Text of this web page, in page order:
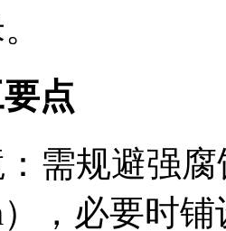
点
需规避强
），必要时